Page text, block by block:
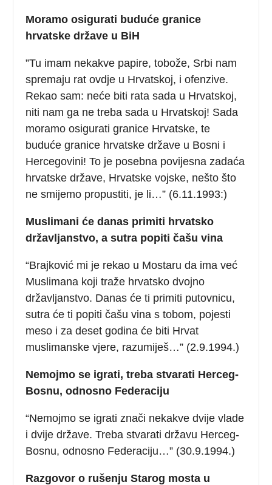
Moramo osigurati buduće granice
hrvatske države u BiH
”Tu imam nekakve papire, tobože, Srbi nam
spremaju rat ovdje u Hrvatskoj, i ofenzive.
Rekao sam: neće biti rata sada u Hrvatskoj,
niti nam ga ne treba sada u Hrvatskoj! Sada
moramo osigurati granice Hrvatske, te
buduće granice hrvatske države u Bosni i
Hercegovini! To je posebna povijesna zadaća
hrvatske države, Hrvatske vojske, nešto što
ne smijemo propustiti, je li…” (6.11.1993:)
Muslimani će danas primiti hrvatsko
državljanstvo, a sutra popiti čašu vina
“Brajković mi je rekao u Mostaru da ima već
Muslimana koji traže hrvatsko dvojno
državljanstvo. Danas će ti primiti putovnicu,
sutra će ti popiti čašu vina s tobom, pojesti
meso i za deset godina će biti Hrvat
muslimanske vjere, razumiješ…” (2.9.1994.)
Nemojmo se igrati, treba stvarati Herceg-
Bosnu, odnosno Federaciju
“Nemojmo se igrati znači nekakve dvije vlade
i dvije države. Treba stvarati državu Herceg-
Bosnu, odnosno Federaciju…” (30.9.1994.)
Razgovor o rušenju Starog mosta u